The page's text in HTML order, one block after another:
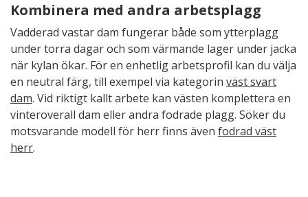
Kombinera med andra arbetsplagg
Vadderad vastar dam fungerar både som ytterplagg
under torra dagar och som värmande lager under jacka
när kylan ökar. För en enhetlig arbetsprofil kan du välja
en neutral färg, till exempel via kategorin väst svart
dam. Vid riktigt kallt arbete kan västen komplettera en
vinteroverall dam eller andra fodrade plagg. Söker du
motsvarande modell för herr finns även fodrad väst
herr.